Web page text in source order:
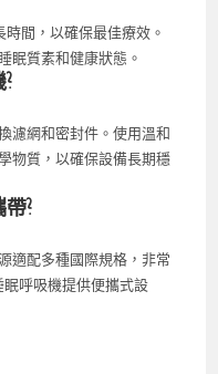
間，以確保最佳療效。
眠質素和健康狀態。
濾網和密封件。使用溫和
物質，以確保設備長期穩
?
適配多種國際規格，非常
呼吸機提供便攜式設